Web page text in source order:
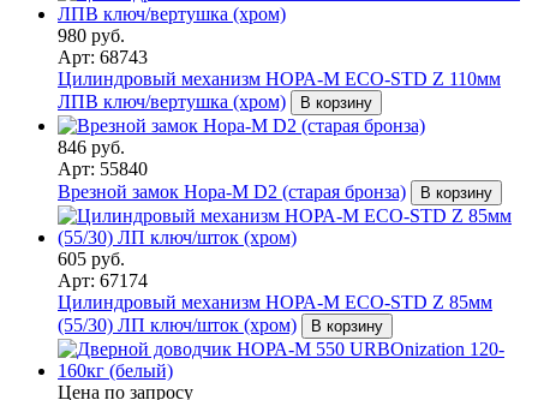
980 руб.
Арт: 68743
Цилиндровый механизм НОРА-М ЕСО-STD Z 110мм
ЛПВ ключ/вертушка (хром)
В корзину
846 руб.
Арт: 55840
Врезной замок Нора-М D2 (старая бронза)
В корзину
605 руб.
Арт: 67174
Цилиндровый механизм НОРА-М ЕСО-STD Z 85мм
(55/30) ЛП ключ/шток (хром)
В корзину
Цена по запросу